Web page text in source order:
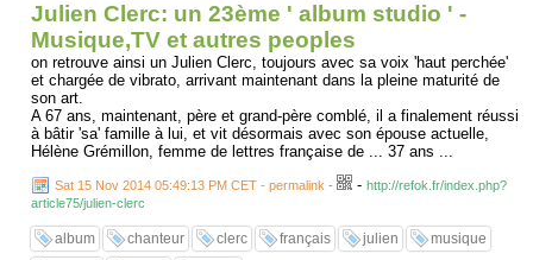
Julien Clerc: un 23ème ' album studio ' -
Musique,TV et autres peoples
on retrouve ainsi un Julien Clerc, toujours avec sa voix 'haut perchée'
et chargée de vibrato, arrivant maintenant dans la pleine maturité de
son art.
A 67 ans, maintenant, père et grand-père comblé, il a finalement réussi
à bâtir 'sa' famille à lui, et vit désormais avec son épouse actuelle,
Hélène Grémillon, femme de lettres française de ... 37 ans ...
Sat 15 Nov 2014 05:49:13 PM CET - permalink - - http://refok.fr/index.php?
article75/julien-clerc
album chanteur clerc français julien
musique